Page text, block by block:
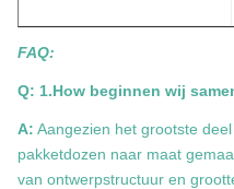
FAQ:
Q: 1.How beginnen wij
A: Aangezien het grootste
pakketdozen naar maat
van ontwerpstructuur en